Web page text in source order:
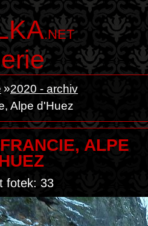
.NET
2020 - archiv
Alpe d'Huez
ALPE
fotek: 33